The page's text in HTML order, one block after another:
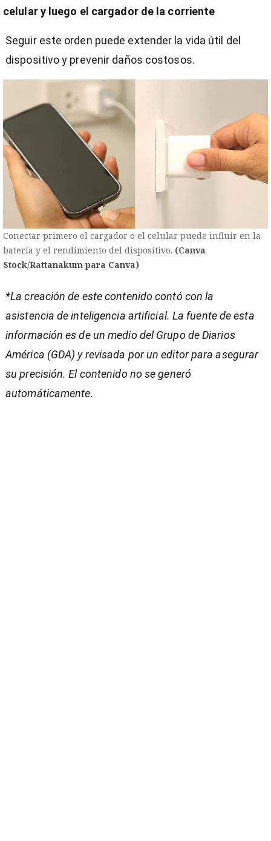
celular y luego el cargador de la corriente
Seguir este orden puede extender la vida útil del
dispositivo y prevenir daños costosos.
Conectar primero el cargador o el celular puede influir en la
batería y el rendimiento del dispositivo. (Canva
Stock/Rattanakum para Canva)
*La creación de este contenido contó con la
asistencia de inteligencia artificial. La fuente de esta
información es de un medio del Grupo de Diarios
América (GDA) y revisada por un editor para asegurar
su precisión. El contenido no se generó
automáticamente.